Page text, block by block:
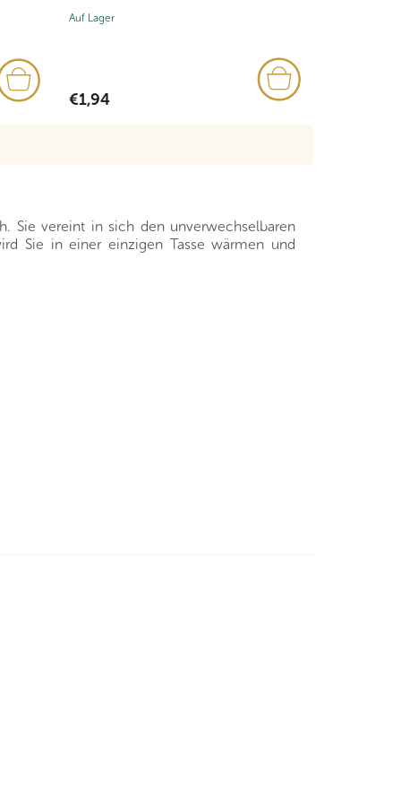
Auf Lager
€1,94
Sie vereint in sich den unverwechselbaren
Sie in einer einzigen Tasse wärmen und